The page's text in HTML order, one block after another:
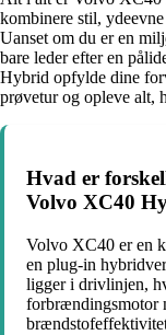
kombinere stil,
Uanset om du er en
bare leder efter en
Hybrid opfylde dine
prøvetur og opleve alt,
Hvad er
Volvo XC40
Volvo XC40 er en
en plug-in
ligger i drivlinjen,
forbrændingsmotor